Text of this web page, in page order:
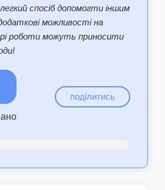
спосіб допомогти іншим
можливості на
роботи можуть приносити
поділитись